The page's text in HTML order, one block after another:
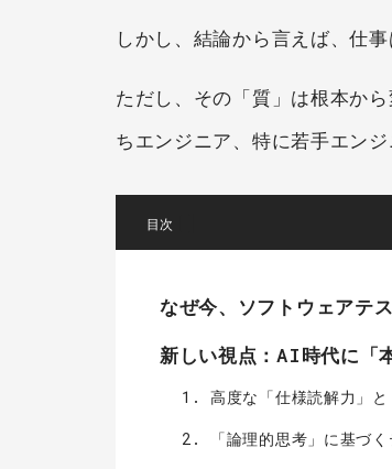
しかし、結論から言えば、仕事
ただし、その「質」は根本か
ちエンジニア、特に若手エン
なぜ今、ソフトウェアテ
新しい視点：AI時代に「
1. 高度な「仕様読解力」と
2. 「論理的思考」に基づく